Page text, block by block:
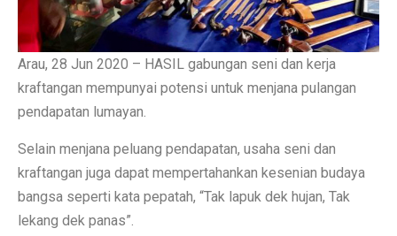
Arau, 28 Jun 2020 – HASIL gabungan seni dan kerja
kraftangan mempunyai potensi untuk menjana pulangan
pendapatan lumayan.
Selain menjana peluang pendapatan, usaha seni dan
kraftangan juga dapat mempertahankan kesenian budaya
bangsa seperti kata pepatah, “Tak lapuk dek hujan, Tak
lekang dek panas”.